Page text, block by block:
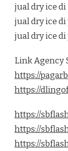
jual dry ice
jual dry ice
jual dry ice
Link Agency
https://
https://
https://
https://
https://